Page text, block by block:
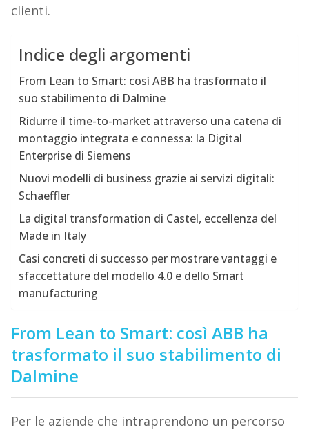
clienti.
Indice degli argomenti
From Lean to Smart: così ABB ha trasformato il
suo stabilimento di Dalmine
Ridurre il time-to-market attraverso una catena di
montaggio integrata e connessa: la Digital
Enterprise di Siemens
Nuovi modelli di business grazie ai servizi digitali:
Schaeffler
La digital transformation di Castel, eccellenza del
Made in Italy
Casi concreti di successo per mostrare vantaggi e
sfaccettature del modello 4.0 e dello Smart
manufacturing
From Lean to Smart: così ABB ha
trasformato il suo stabilimento di
Dalmine
Per le aziende che intraprendono un percorso